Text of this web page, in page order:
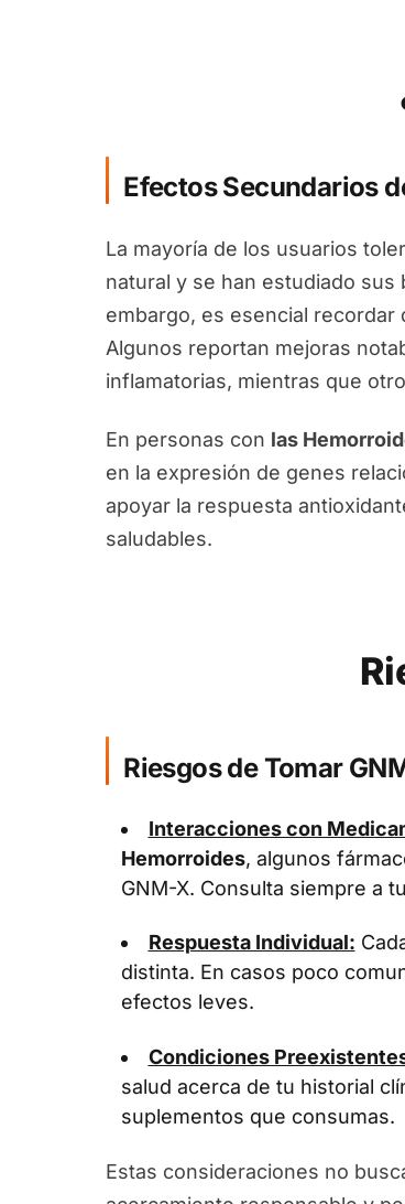
Efectos Secundarios
La mayoría de los usuarios
natural y se han estudiado
embargo, es esencial recordar
Algunos reportan mejoras
inflamatorias, mientras que
En personas con las
en la expresión de genes
apoyar la respuesta
saludables.
Riesgos de Tomar
Interacciones con
Hemorroides, algunos
GNM-X. Consulta siempre a
Respuesta Individual:
distinta. En casos poco
efectos leves.
Condiciones
salud acerca de tu historial
suplementos que consumas.
Estas consideraciones no